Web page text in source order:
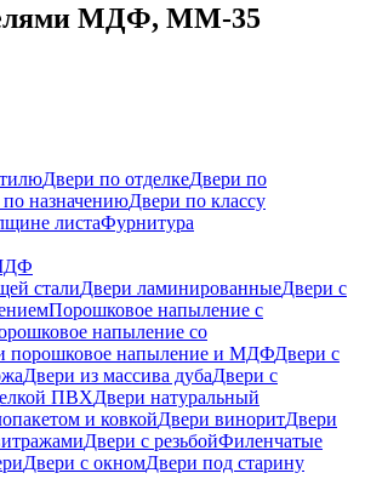
МДФ, ММ-35
Двери по отделкеДвери по
назначениюДвери по классу
листаФурнитура
сталиДвери ламинированныеДвери с
Порошковое напыление с
напыление со
порошковое напыление и МДФДвери с
Двери из массива дубаДвери с
ПВХДвери натуральный
и ковкойДвери виноритДвери
Двери с резьбойФиленчатые
Двери с окномДвери под старину